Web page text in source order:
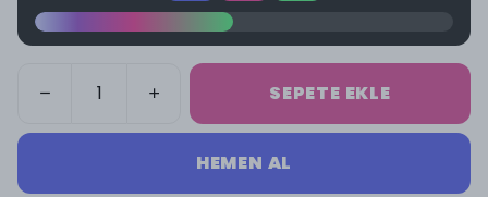
SEPETE EKLE
HEMEN AL